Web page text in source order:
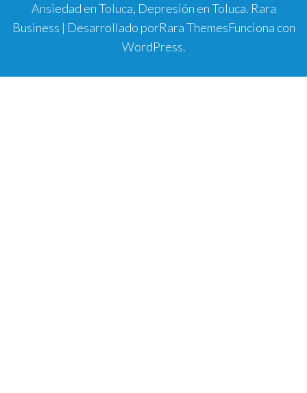
Ansiedad en Toluca, Depresión en Toluca. Rara
Business | Desarrollado porRara ThemesFunciona con
WordPress.